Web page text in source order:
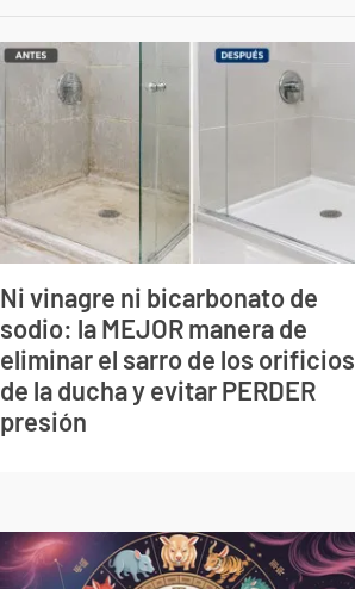
Ni vinagre ni bicarbonato de
sodio: la MEJOR manera de
eliminar el sarro de los orificios
de la ducha y evitar PERDER
presión